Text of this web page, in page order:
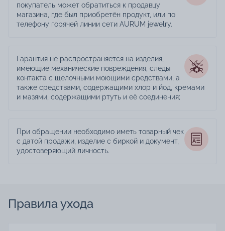
покупатель может обратиться к продавцу
магазина, где был приобретён продукт, или по
телефону горячей линии сети AURUM jewelry.
Гарантия не распространяется на изделия,
имеющие механические повреждения, следы
контакта с щелочными моющими средствами, а
также средствами, содержащими хлор и йод, кремами
и мазями, содержащими ртуть и её соединения;
При обращении необходимо иметь товарный чек
с датой продажи, изделие с биркой и документ,
удостоверяющий личность.
Правила ухода